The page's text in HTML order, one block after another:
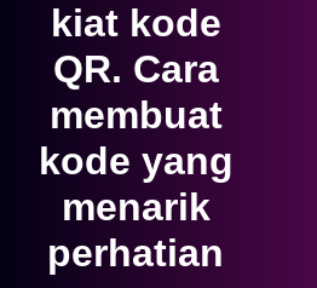
kiat kode
QR. Cara
membuat
kode yang
menarik
perhatian